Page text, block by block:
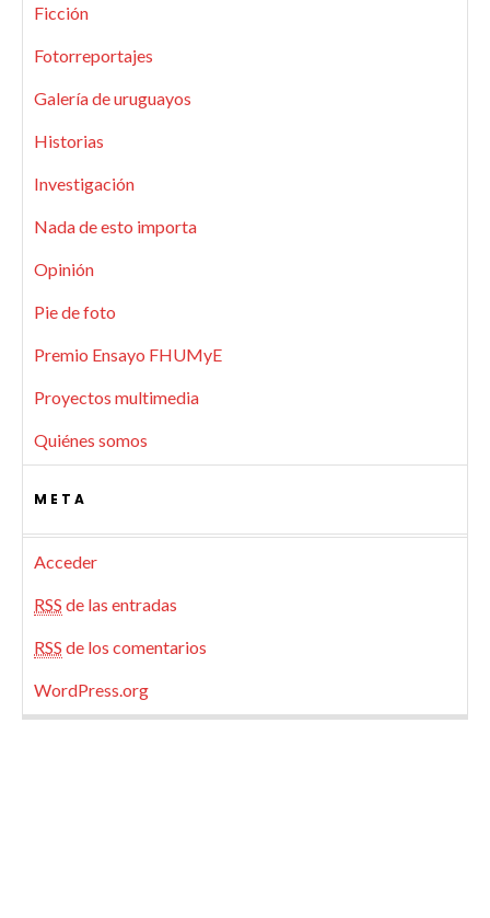
Ficción
Fotorreportajes
Galería de uruguayos
Historias
Investigación
Nada de esto importa
Opinión
Pie de foto
Premio Ensayo FHUMyE
Proyectos multimedia
Quiénes somos
META
Acceder
RSS de las entradas
RSS de los comentarios
WordPress.org